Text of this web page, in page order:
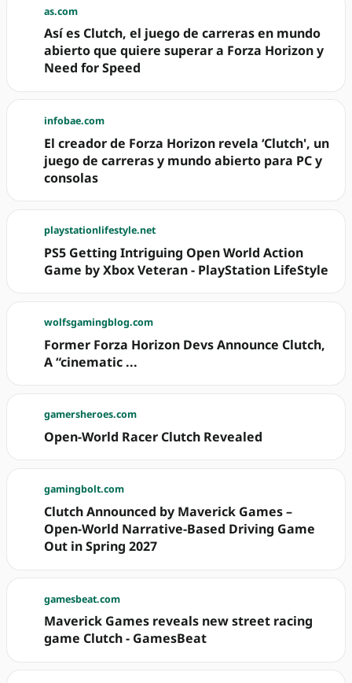
as.com
Así es Clutch, el juego de carreras en mundo
abierto que quiere superar a Forza Horizon y
Need for Speed
infobae.com
El creador de Forza Horizon revela ‘Clutch', un
juego de carreras y mundo abierto para PC y
consolas
playstationlifestyle.net
PS5 Getting Intriguing Open World Action
Game by Xbox Veteran - PlayStation LifeStyle
wolfsgamingblog.com
Former Forza Horizon Devs Announce Clutch,
A “cinematic ...
gamersheroes.com
Open-World Racer Clutch Revealed
gamingbolt.com
Clutch Announced by Maverick Games –
Open-World Narrative-Based Driving Game
Out in Spring 2027
gamesbeat.com
Maverick Games reveals new street racing
game Clutch - GamesBeat